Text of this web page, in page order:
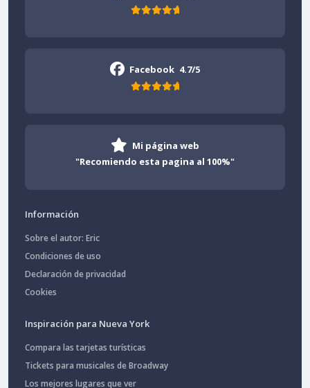
Facebook 4.7/5
Mi página web
"Recomiendo esta pagina al 100%"
Información
Sobre el autor: Eric
Condiciones de uso
Declaración de privacidad
Cookies
Inspiración para Nueva York
Compara las tarjetas turísticas
Tickets para musicales de Broadway
Los mejores lugares que ver